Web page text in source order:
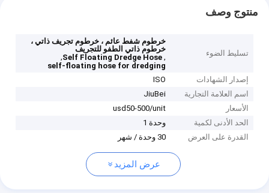
منتوج وصف
تسليط الضوء
خرطوم شفط عائم ، خرطوم تجريف ذاتي ،
خرطوم ذاتي الطفو للتجريف
,
Self Floating Dredge Hose
,
self-floating hose for dredging
إصدار الشهادات
ISO
اسم العلامة التجارية
JiuBei
الأسعار
usd50-500/unit
الحد الأدنى لكمية
وحدة 1
القدرة على العرض
30 وحدة / شهر
عرض المزيد